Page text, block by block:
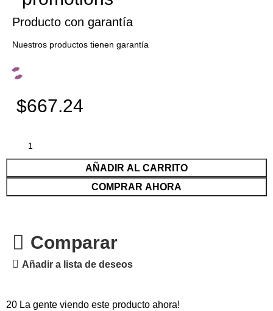
Producto con garantía
Nuestros productos tienen garantía
$667.24
AÑADIR AL CARRITO
COMPRAR AHORA
Comparar
Añadir a lista de deseos
20 La gente viendo este producto ahora!